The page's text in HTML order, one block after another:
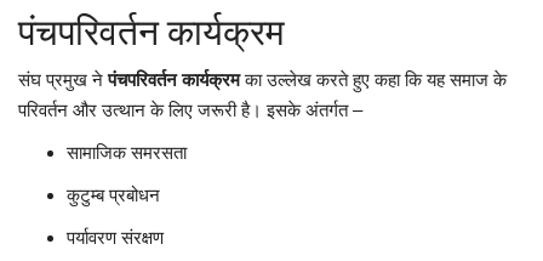
पंचपरिवर्तन कार्यक्रम
संघ प्रमुख नेपंचपरिवर्तन कार्यक्रमका उल्लेख करते हुए कहा कि यह समाज के
परिवर्तन और उत्थान के लिए जरूरी है। इसके अंतर्गत –
सामाजिक समरसता
कुटुम्ब प्रबोधन
पर्यावरण संरक्षण